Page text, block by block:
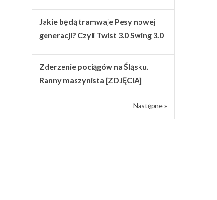
Jakie będą tramwaje Pesy nowej
generacji? Czyli Twist 3.0 Swing 3.0
Zderzenie pociągów na Śląsku.
Ranny maszynista [ZDJĘCIA]
Następne »